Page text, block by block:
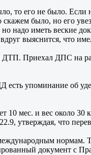
то его не было.
было, но его
надо иметь веские
выяснится, что
Приехал ДПС на
есть упоминание об
10 мес. и вес около
утверждая, что
нормам.
документ с